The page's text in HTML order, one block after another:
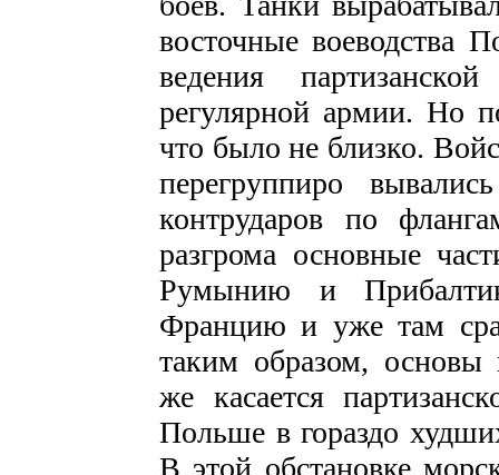
восточные воеводства
ведения
регулярной армии. Но
что было не близко.
перегруппиро­
контрударов по
разгрома основ­ные
Румынию и
Францию и уже там
таким образом, основы
же касается
Польше в го­раздо
В этой обстановке